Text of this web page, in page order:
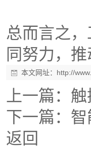
总而言之
同努力，
本文网址： http://
上一篇： 触
下一篇： 智
返回